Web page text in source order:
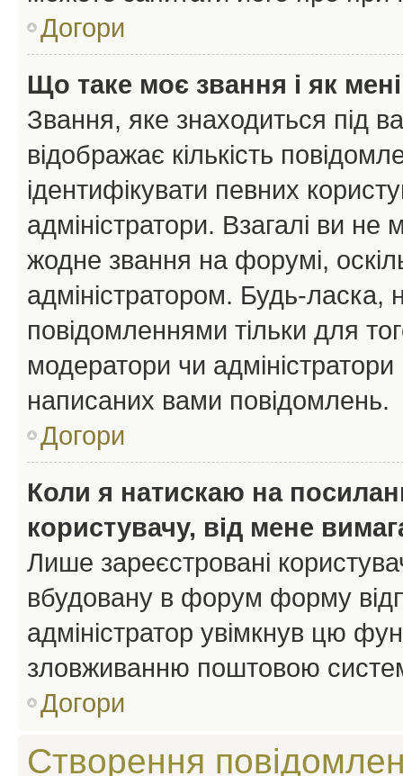
Догори
Що таке моє звання і як
Звання, яке знаходиться під
відображає кількість
ідентифікувати певних
адміністратори. Взагалі ви
жодне звання на форумі,
адміністратором. Будь-
повідомленнями тільки для
модератори чи
написаних вами повідомлень.
Догори
Коли я натискаю на
користувачу, від мене
Лише зареєстровані
вбудовану в форум форму
адміністратор увімкнув цю
зловживанню поштовою
Догори
Створення